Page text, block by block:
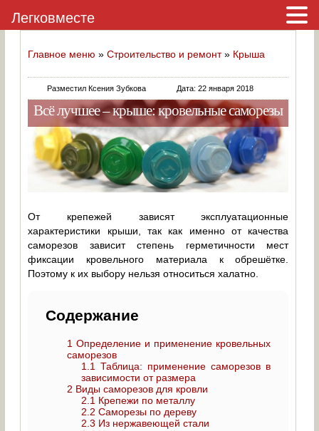
Главное меню »Строительство и ремонт» Крыша
Разместил Ксения Зубкова Дата: 22 января 2018
Всё лучшее – крыше: кровельные саморезы
От крепежей зависят эксплуатационные
характеристики крыши, так как именно от качества
саморезов зависит степень герметичности мест
фиксации кровельного материала к обрешётке.
Поэтому к их выбору нельзя относиться халатно.
Содержание
1 Определение и применение кровельных
саморезов
1.1
Таблица: применение саморезов в
зависимости от размера
2 Виды саморезов для кровли
2.1 Крепежи по металлу
2.2 Саморезы по дереву
2.3 Из нержавеющей стали
Легковместе